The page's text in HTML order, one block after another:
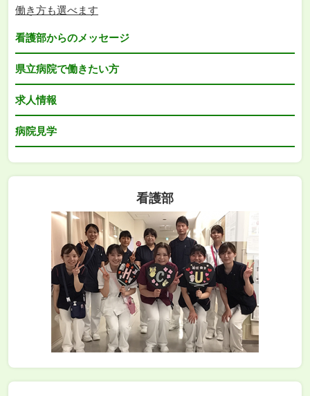
働き方も選べます
看護部からのメッセージ
県立病院で働きたい方
求人情報
病院見学
看護部